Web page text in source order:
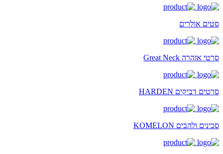
סטים אולרים
סרטי אזהרה Great Neck
סרטים דביקים HARDEN
סכינים ולהבים KOMELON